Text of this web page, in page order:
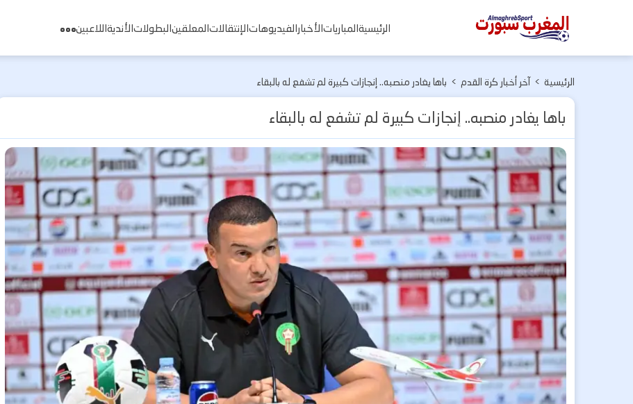
المغرب
الرئيسيةالمبارياتالأخبارالفيديوهاتالإنتقالاتالمعلقينالبطولاتالأنديةاللاعبين
الرئيسية > آخر أخبار كرة القدم > باها يغادر منصبه.. إنجازات كبيرة لم تشفع له بالبقاء
باها يغادر منصبه.. إنجازات كبيرة لم تشفع له بالبقاء